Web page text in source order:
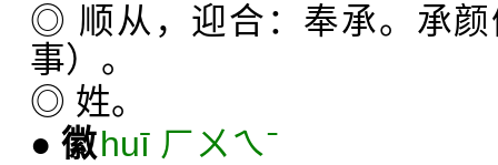
◎ 顺从，迎合：奉承。承
事）。
◎ 姓。
● 徽huī ㄏㄨㄟˉ